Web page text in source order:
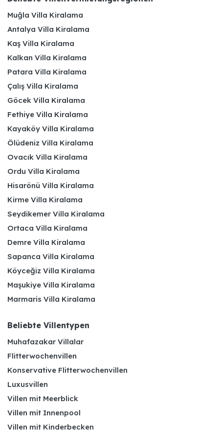
Muğla Villa Kiralama
Antalya Villa Kiralama
Kaş Villa Kiralama
Kalkan Villa Kiralama
Patara Villa Kiralama
Çalış Villa Kiralama
Göcek Villa Kiralama
Fethiye Villa Kiralama
Kayaköy Villa Kiralama
Ölüdeniz Villa Kiralama
Ovacık Villa Kiralama
Ordu Villa Kiralama
Hisarönü Villa Kiralama
Kirme Villa Kiralama
Seydikemer Villa Kiralama
Ortaca Villa Kiralama
Demre Villa Kiralama
Sapanca Villa Kiralama
Köyceğiz Villa Kiralama
Maşukiye Villa Kiralama
Marmaris Villa Kiralama
Beliebte Villentypen
Muhafazakar Villalar
Flitterwochenvillen
Konservative Flitterwochenvillen
Luxusvillen
Villen mit Meerblick
Villen mit Innenpool
Villen mit Kinderbecken